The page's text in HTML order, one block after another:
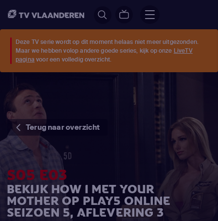
Deze TV serie wordt op dit moment helaas niet meer uitgezonden.
Maar we hebben volop andere goede series, kijk op onze LiveTV
pagina voor een volledig overzicht.
Terug naar overzicht
S05 E03
BEKIJK HOW I MET YOUR
MOTHER OP PLAY5 ONLINE
SEIZOEN 5, AFLEVERING 3